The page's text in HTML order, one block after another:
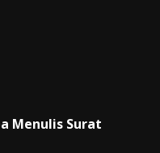
Menulis Surat